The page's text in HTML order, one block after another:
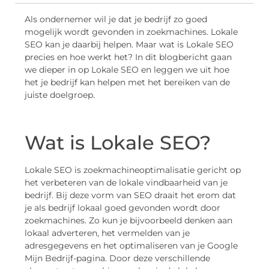
Als ondernemer wil je dat je bedrijf zo goed
mogelijk wordt gevonden in zoekmachines. Lokale
SEO kan je daarbij helpen. Maar wat is Lokale SEO
precies en hoe werkt het? In dit blogbericht gaan
we dieper in op Lokale SEO en leggen we uit hoe
het je bedrijf kan helpen met het bereiken van de
juiste doelgroep.
Wat is Lokale SEO?
Lokale SEO is zoekmachineoptimalisatie gericht op
het verbeteren van de lokale vindbaarheid van je
bedrijf. Bij deze vorm van SEO draait het erom dat
je als bedrijf lokaal goed gevonden wordt door
zoekmachines. Zo kun je bijvoorbeeld denken aan
lokaal adverteren, het vermelden van je
adresgegevens en het optimaliseren van je Google
Mijn Bedrijf-pagina. Door deze verschillende